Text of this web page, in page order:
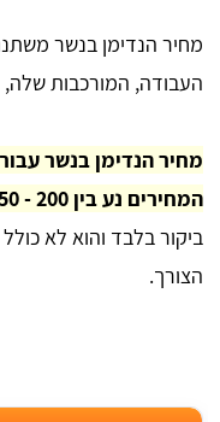
מחיר הנדימן בנשר
העבודה, המורכבות שלה,
המחירים נע בין 200 - 250 ש''ח.
ביקור בלבד והוא לא
הצורך.